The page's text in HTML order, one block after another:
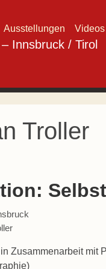
Ausstellungen
Troller
Zusammenarbeit mit